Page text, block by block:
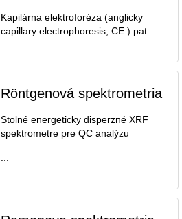
Kapilárna elektroforéza (anglicky
capillary electrophoresis, CE ) pat...
Röntgenová spektrometria
Stolné energeticky disperzné XRF
spektrometre pre QC analýzu